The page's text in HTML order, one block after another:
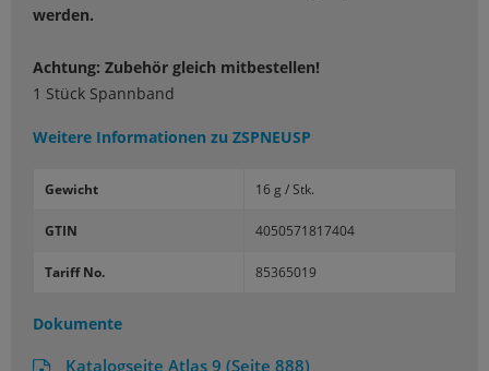
werden.
Achtung: Zubehör gleich mitbestellen!
1 Stück Spannband
Weitere Informationen zu ZSPNEUSP
Gewicht 16 g / Stk.
GTIN 4050571817404
Tariff No. 85365019
Dokumente
Katalogseite Atlas 9 (Seite 888)